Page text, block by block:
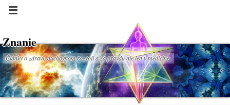
Znanie
Články o zdraví, duchovnom rozvoji a za pravdu nie len v medicíne.